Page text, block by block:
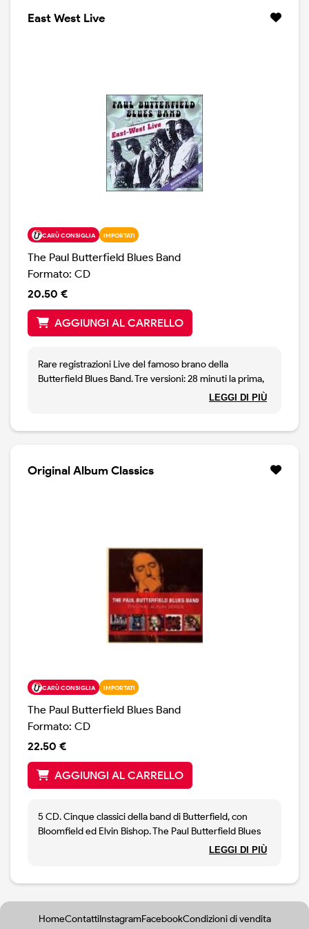
10 minuti), Driftin and Driftin ( 14 minuti), Everything's
East West Live
CARÙ CONSIGLIA IMPORTATI
The Paul Butterfield Blues Band
Formato: CD
20.50 €
AGGIUNGI AL CARRELLO
Rare registrazioni Live del famoso brano della
Butterfield Blues Band. Tre versioni: 28 minuti la prima,
straordinaria. 12 e 16 le altre due, sempre con Mike
LEGGI DI PIÙ
Original Album Classics
CARÙ CONSIGLIA IMPORTATI
The Paul Butterfield Blues Band
Formato: CD
22.50 €
AGGIUNGI AL CARRELLO
5 CD. Cinque classici della band di Butterfield, con
Bloomfield ed Elvin Bishop. The Paul Butterfield Blues
Band, East West, The Resurrection of Pigboy Crabshaw
LEGGI DI PIÙ
HomeContattiInstagramFacebookCondizioni di vendita